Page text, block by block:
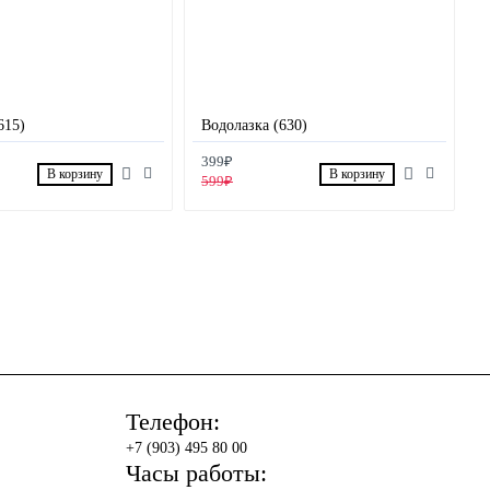
В корзину
Водолазка (630)
399₽
599₽
В корзину
Телефон:
+7 (903) 495 80 00
Часы работы: